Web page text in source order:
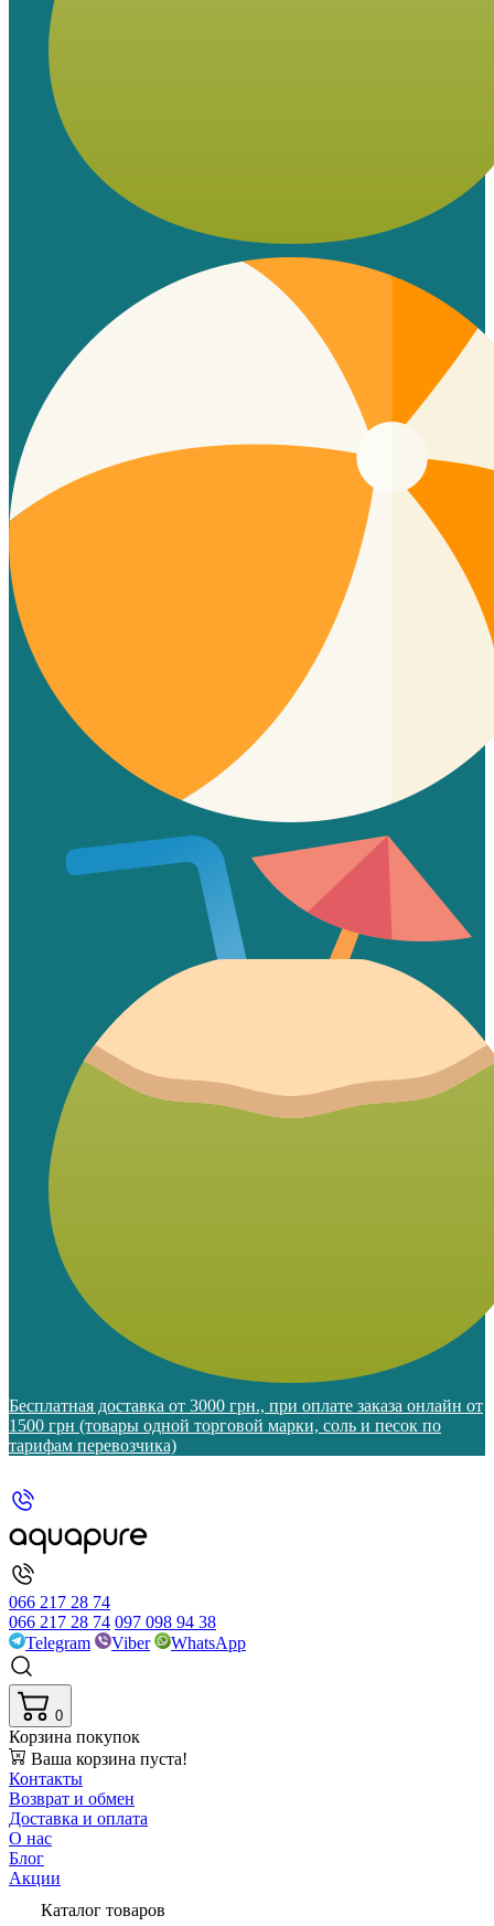
Бесплатная доставка от 3000 грн., при оплате заказа онлайн от
1500 грн (товары одной торговой марки, соль и песок по
тарифам перевозчика)
066 217 28 74
066 217 28 74 097 098 94 38
Telegram
Viber WhatsApp
0
Корзина покупок
Ваша корзина пуста!
Контакты
Возврат и обмен
Доставка и оплата
О нас
Блог
Акции
Каталог товаров